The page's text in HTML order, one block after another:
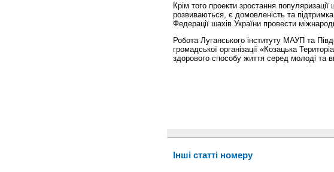
Крім того проекти зростання
розвиваються, є домовленість та підтримка
Федерації шахів України провести
Робота Луганського інституту МАУП та
громадської організації «Козацька
здорового способу життя серед молоді та
Інші статті номеру